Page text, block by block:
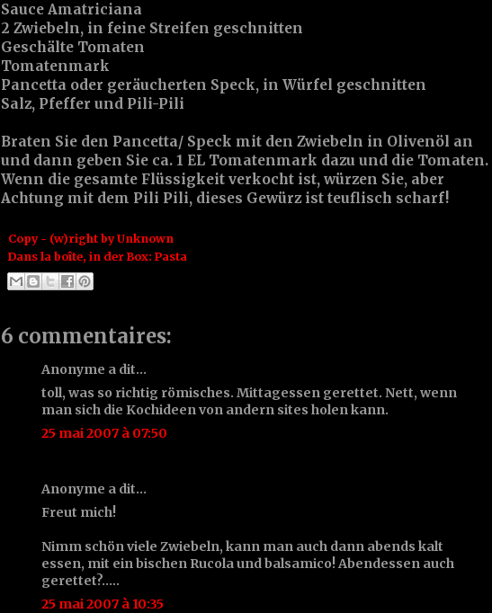
Sauce Amatriciana
2 Zwiebeln, in feine Streifen geschnitten
Geschälte Tomaten
Tomatenmark
Pancetta oder geräucherten Speck, in Würfel geschnitten
Salz, Pfeffer und Pili-Pili
Braten Sie den Pancetta/ Speck mit den Zwiebeln in Olivenöl an
und dann geben Sie ca. 1 EL Tomatenmark dazu und die Tomaten.
Wenn die gesamte Flüssigkeit verkocht ist, würzen Sie, aber
Achtung mit dem Pili Pili, dieses Gewürz ist teuflisch scharf!
Copy - (w)right byUnknown
Dans la boîte, in der Box: Pasta
6 commentaires:
Anonyme a dit…
toll, was so richtig römisches. Mittagessen gerettet. Nett, wenn
man sich die Kochideen von andern sites holen kann.
25 mai 2007 à 07:50
Anonyme a dit…
Freut mich!
Nimm schön viele Zwiebeln, kann man auch dann abends kalt
essen, mit ein bischen Rucola und balsamico! Abendessen auch
gerettet?.....
25 mai 2007 à 10:35